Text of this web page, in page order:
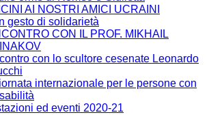
AI NOSTRI AMICI UCRAINI
gesto di solidarietà
CON IL PROF. MIKHAIL
con lo scultore cesenate Leonardo
internazionale per le persone con
ed eventi 2020-21